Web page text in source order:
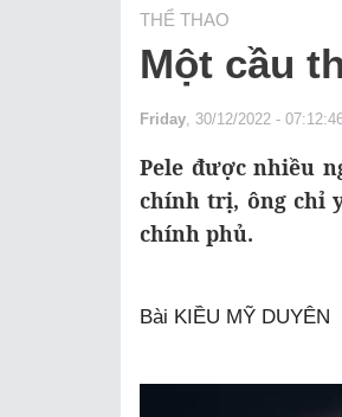
THỂ THAO
Một cầu
Friday , 30/12/2022 -
Pele được nhiều
chính trị, ông chỉ
chính phủ.
Bài KIỀU MỸ DUYÊN